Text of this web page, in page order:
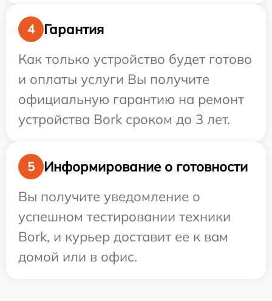
4
Гарантия
Как только устройство будет готово
и оплаты услуги Вы получите
официальную гарантию на ремонт
устройства Bork сроком до 3 лет.
5
Информирование о готовности
Вы получите уведомление о
успешном тестировании техники
Bork, и курьер доставит ее к вам
домой или в офис.